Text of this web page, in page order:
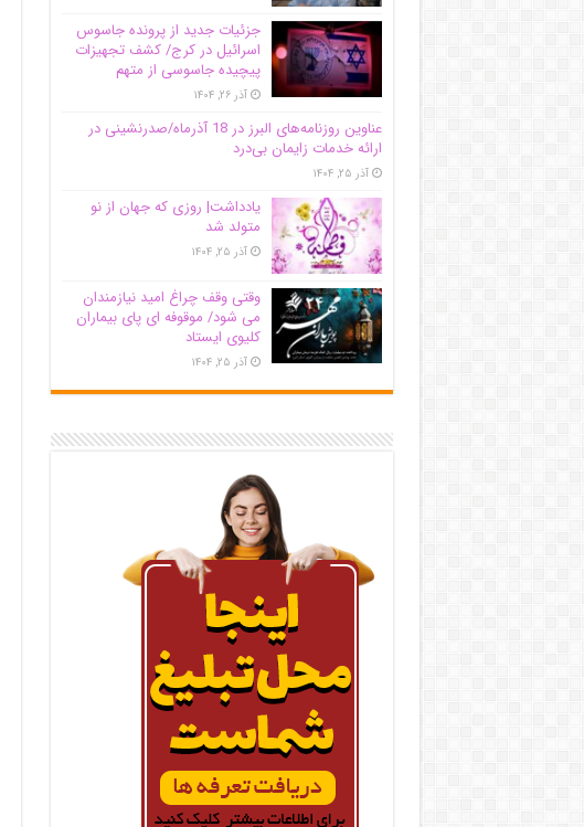
جزئیات جدید از پرونده جاسوس
اسرائیل در کرج/‌ کشف تجهیزات
پیچیده جاسوسی از متهم
آذر ۲۶, ۱۴۰۴
عناوین روزنامه‌های البرز در ‌18 آذرماه/صدرنشینی در
ارائه خدمات زایمان بی‌درد
آذر ۲۵, ۱۴۰۴
یادداشت| روزی که جهان از نو
متولد شد
آذر ۲۵, ۱۴۰۴
وقتی وقف چراغ امید نیازمندان
می شود/ موقوفه ای پای بیماران
کلیوی ایستاد
آذر ۲۵, ۱۴۰۴